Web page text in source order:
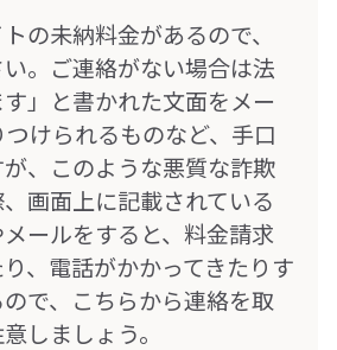
の未納料金があるので、
。ご連絡がない場合は法
」と書かれた文面をメー
けられるものなど、手口
、このような悪質な詐欺
画面上に記載されている
ールをすると、料金請求
、電話がかかってきたりす
で、こちらから連絡を取
しましょう。